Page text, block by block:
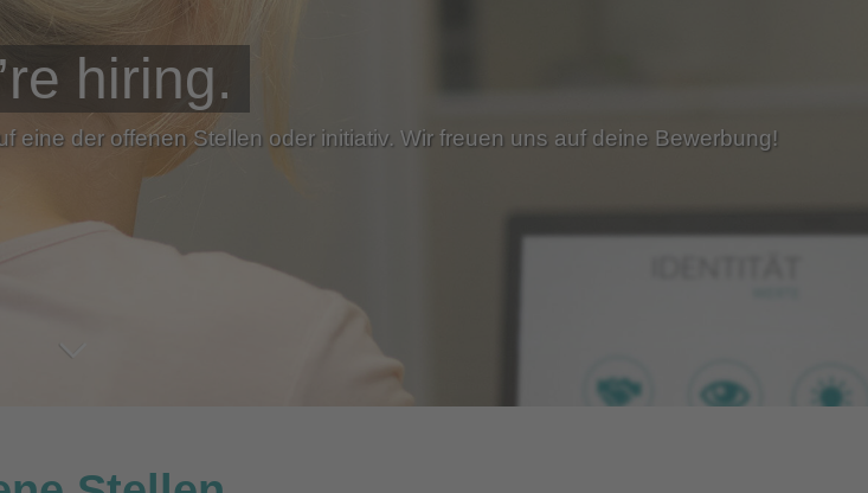
hiring.
eine der offenen Stellen oder initiativ. Wir freuen uns auf deine Bewerbung!